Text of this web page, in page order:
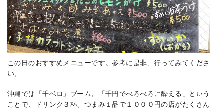
この日のおすすめメニューです。参考に是非、行ってみてくださ
い。
沖縄では「千ベロ」ブーム。「千円でべろべろに酔える」という
ことで、ドリンク３杯、つまみ１品で１０００円の店がたくさん